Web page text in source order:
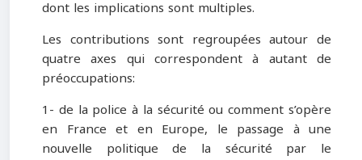
dont les implications sont multiples.
Les contributions sont regroupées autour de
quatre axes qui correspondent à autant de
préoccupations:
1- de la police à la sécurité ou comment s’opère
en France et en Europe, le passage à une
nouvelle politique de la sécurité par le